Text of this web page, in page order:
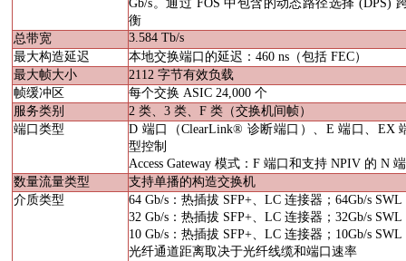
Gb/s。通过 FOS中包含的动态路径选择 (DPS)
衡
总带宽
3.584 Tb/s
最大构造延迟
本地交换端口的延迟：460 ns （包括 FEC）
最大帧大小
2112字节有效负载
帧缓冲区
每个交换 ASIC 24,000个
服务类别
2类、3类、F类（交换机间帧）
端口类型
D 端口（ClearLink® 诊断端口）、 E端口、 EX
型控制
Access Gateway模式：F端口和支持 NPIV 的 N
数量流量类型
支持单播的构造交换机
介质类型
64 Gb/s ：热插拔 SFP+、LC连接器；64Gb/s SWL
32 Gb/s ：热插拔 SFP+、LC连接器；32Gb/s SWL
10 Gb/s ：热插拔 SFP+、LC连接器； 10Gb/s SWL
光纤通道距离取决于光纤线缆和端口速率